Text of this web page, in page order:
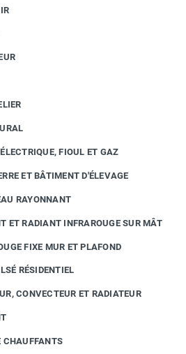
FIOUL ET GAZ
ET BÂTIMENT D'ÉLEVAGE
RAYONNANT
ET RADIANT INFRAROUGE SUR MÂT
FIXE MUR ET PLAFOND
RÉSIDENTIEL
CONVECTEUR ET RADIATEUR
CHAUFFANTS